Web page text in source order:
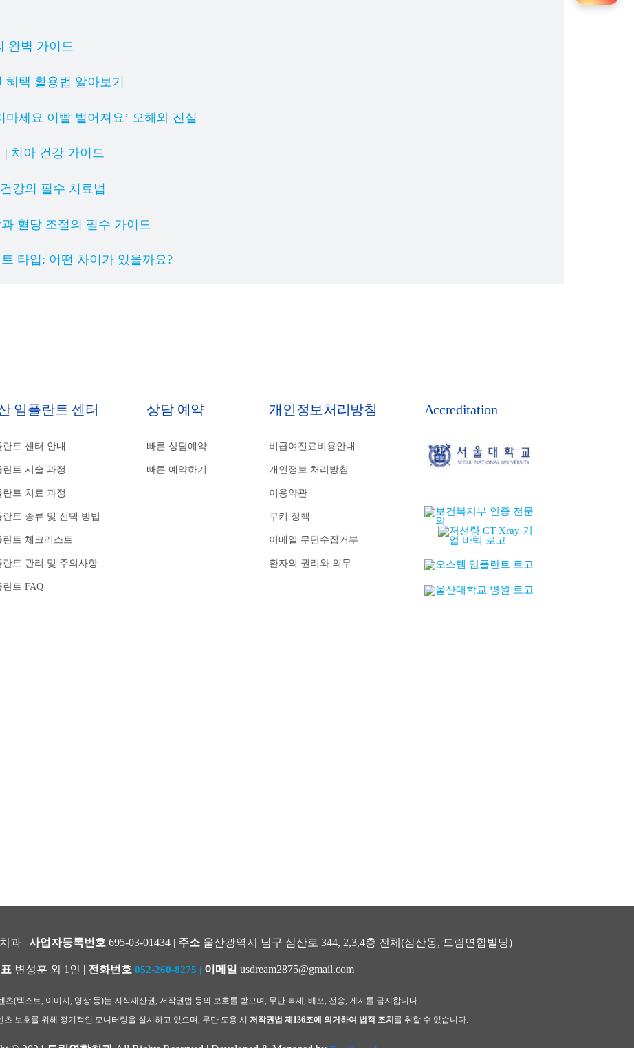
완벽 가이드
혜택 활용법 알아보기
세요 이빨 벌어져요’ 오해와 진실
치아 건강 가이드
강의 필수 치료법
혈당 조절의 필수 가이드
타입: 어떤 차이가 있을까요?
임플란트 센터
란트 센터 안내
란트 시술 과정
란트 치료 과정
란트 종류 및 선택 방법
란트 체크리스트
란트 관리 및 주의사항
란트 FAQ
상담 예약
빠른 상담예약
빠른 예약하기
개인정보처리방침
비급여진료비용안내
개인정보 처리방침
이용약관
쿠키 정책
이메일 무단수집거부
환자의 권리와 의무
Accreditation
과 | 사업자등록번호695-03-01434 | 주소울산광역시 남구 삼산로 344, 2,3,4층 전체(삼산동, 드림연합빌딩)
변성훈 외 1인 | 전화번호 052-260-8275 | 이메일 usdream2875@gmail.com
츠(텍스트, 이미지, 영상 등)는 지식재산권, 저작권법 등의 보호를 받으며, 무단 복제, 배포, 전송, 게시를 금지합니다.
보호를 위해 정기적인 모니터링을 실시하고 있으며, 무단 도용 시
저작권법 제136조에 의거하여 법적 조치 를 취할 수 있습니다.